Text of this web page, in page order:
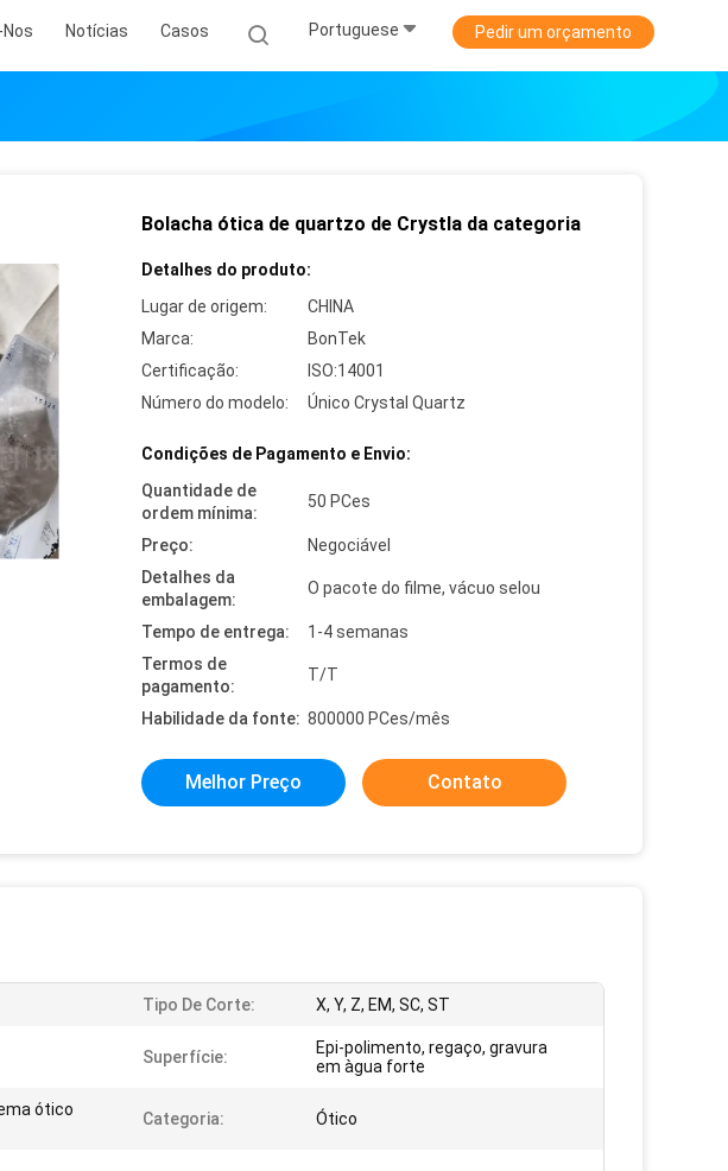
Notícias Casos Portuguese Pedir um orçamento
Bolacha ótica de quartzo de Crystla da categoria
Detalhes do produto:
Lugar de origem:
CHINA
Marca:
BonTek
Certificação:
ISO:14001
Número do modelo:
Único Crystal Quartz
Condições de Pagamento e Envio:
Quantidade de
ordem mínima:
50 PCes
Preço:
Negociável
Detalhes da
embalagem:
O pacote do filme, vácuo selou
Tempo de entrega:
1-4 semanas
Termos de
pagamento:
T/T
Habilidade da fonte: 800000 PCes/mês
Melhor Preço Contato
Tipo De Corte: X, Y, Z, EM, SC, ST
Superfície:
Epi-polimento, regaço, gravura
em àgua forte
ótico
Categoria: Ótico